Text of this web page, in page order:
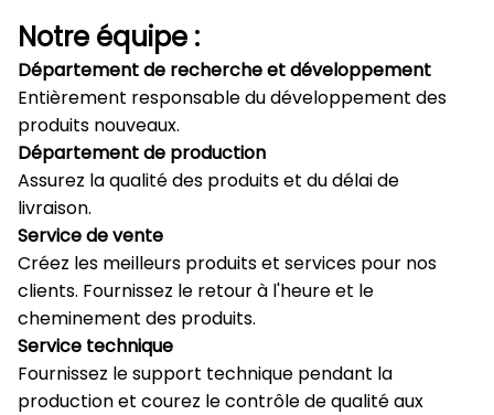
Notre équipe :
Département de recherche et développement
Entièrement responsable du développement des
produits nouveaux.
Département de production
Assurez la qualité des produits et du délai de
livraison.
Service de vente
Créez les meilleurs produits et services pour nos
clients. Fournissez le retour à l'heure et le
cheminement des produits.
Service technique
Fournissez le support technique pendant la
production et courez le contrôle de qualité aux